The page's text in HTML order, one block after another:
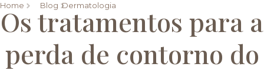
Home Blog Dermatologia
Os tratamentos para a
perda de contorno do